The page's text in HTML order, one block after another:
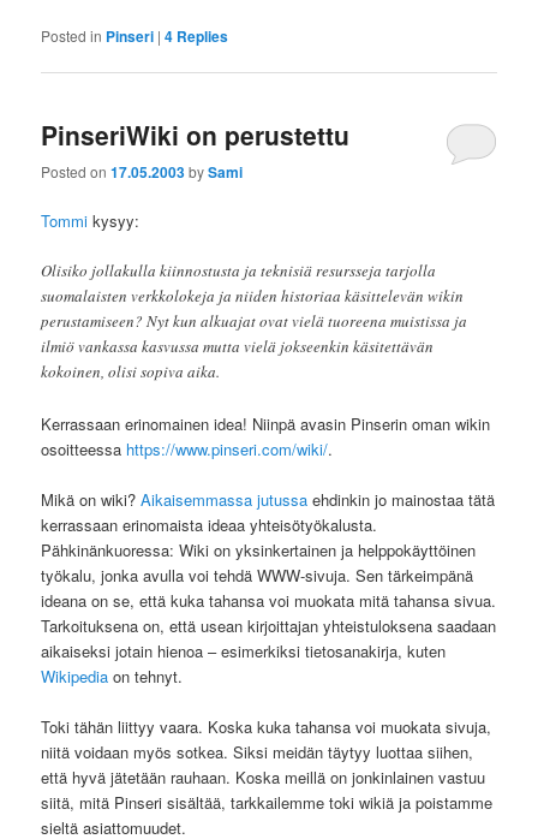
Posted in Pinseri |4 Replies
PinseriWiki on perustettu
Posted on17.05.2003bySami
Tommi kysyy:
Olisiko jollakulla kiinnostusta ja teknisiä resursseja tarjolla
suomalaisten verkkolokeja ja niiden historiaa käsittelevän wikin
perustamiseen? Nyt kun alkuajat ovat vielä tuoreena muistissa ja
ilmiö vankassa kasvussa mutta vielä jokseenkin käsitettävän
kokoinen, olisi sopiva aika.
Kerrassaan erinomainen idea! Niinpä avasin Pinserin oman wikin
osoitteessa https://www.pinseri.com/wiki/.
Mikä on wiki?Aikaisemmassa jutussa ehdinkin jo mainostaa tätä
kerrassaan erinomaista ideaa yhteisötyökalusta.
Pähkinänkuoressa: Wiki on yksinkertainen ja helppokäyttöinen
työkalu, jonka avulla voi tehdä WWW-sivuja. Sen tärkeimpänä
ideana on se, että kuka tahansa voi muokata mitä tahansa sivua.
Tarkoituksena on, että usean kirjoittajan yhteistuloksena saadaan
aikaiseksi jotain hienoa – esimerkiksi tietosanakirja, kuten
Wikipedia on tehnyt.
Toki tähän liittyy vaara. Koska kuka tahansa voi muokata sivuja,
niitä voidaan myös sotkea. Siksi meidän täytyy luottaa siihen,
että hyvä jätetään rauhaan. Koska meillä on jonkinlainen vastuu
siitä, mitä Pinseri sisältää, tarkkailemme toki wikiä ja poistamme
sieltä asiattomuudet.